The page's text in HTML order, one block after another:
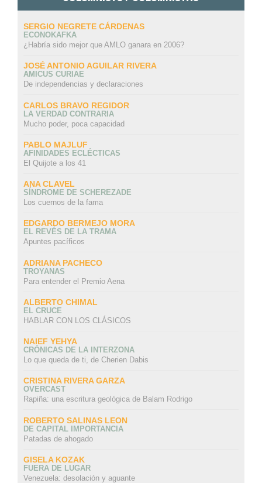
SERGIO NEGRETE CÁRDENAS
ECONOKAFKA
¿Habría sido mejor que AMLO ganara en 2006?
JOSÉ ANTONIO AGUILAR RIVERA
AMICUS CURIAE
De independencias y declaraciones
CARLOS BRAVO REGIDOR
LA VERDAD CONTRARIA
Mucho poder, poca capacidad
PABLO MAJLUF
AFINIDADES ECLÉCTICAS
El Quijote a los 41
ANA CLAVEL
SÍNDROME DE SCHEREZADE
Los cuernos de la fama
EDGARDO BERMEJO MORA
EL REVÉS DE LA TRAMA
Apuntes pacíficos
ADRIANA PACHECO
TROYANAS
Para entender el Premio Aena
ALBERTO CHIMAL
EL CRUCE
HABLAR CON LOS CLÁSICOS
NAIEF YEHYA
CRÓNICAS DE LA INTERZONA
Lo que queda de ti, de Cherien Dabis
CRISTINA RIVERA GARZA
OVERCAST
Rapiña: una escritura geológica de Balam Rodrigo
ROBERTO SALINAS LEON
DE CAPITAL IMPORTANCIA
Patadas de ahogado
GISELA KOZAK
FUERA DE LUGAR
Venezuela: desolación y aguante